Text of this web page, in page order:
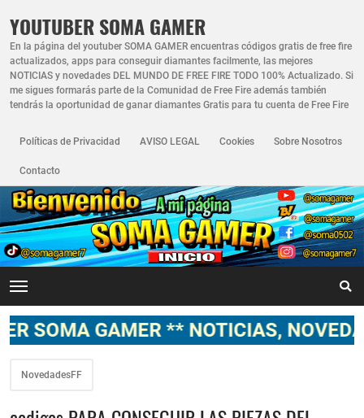
YOUTUBER SOMA GAMER
En la página del youtuber SOMA GAMER encuentras códigos gratis de free fire
actualizados, apps para conseguir diamantes facilmente, las mejores
NOTICIAS y novedades DEL MUNDO DE FREE FIRE TODO 100% Actualizado. Si
me sigues formarás parte de la Comunidad de Free Fire además también
tendrás la oportunidad de ganar diamantes Gratis para tu cuenta de Free Fire
Políticas de Privacidad AVISO LEGAL Cookies Sobre Nosotros
Contacto
GAMER ** NOTICIAS, NOVEDADES,
NovedadesFF